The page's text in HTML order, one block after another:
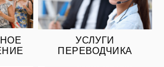
УСЛУГИ
ПЕРЕВОДЧИКА